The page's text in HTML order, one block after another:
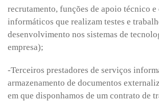
recrutamento, funções de apoio técnico e
informáticos que realizam testes e
desenvolvimento nos sistemas de
empresa);
-Terceiros prestadores de serviços
armazenamento de documentos
em que disponhamos de um contrato de